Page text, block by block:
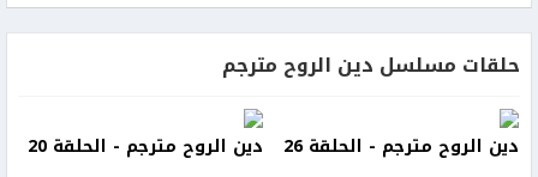
حلقات مسلسل دين الروح مترجم
دين الروح مترجم - الحلقة 26 دين الروح مترجم - الحلقة 20